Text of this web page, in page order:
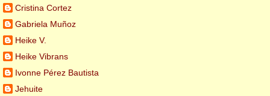
Cristina Cortez
Gabriela Muñoz
Heike V.
Heike Vibrans
Ivonne Pérez Bautista
Jehuite